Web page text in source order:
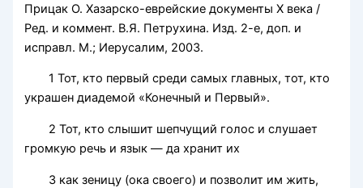
Прицак О. Хазарско-еврейские документы X века /
Ред. и коммент. В.Я. Петрухина. Изд. 2-е, доп. и
исправл. М.; Иерусалим, 2003.
1 Тот, кто первый среди самых главных, тот, кто
украшен диадемой «Конечный и Первый».
2 Тот, кто слышит шепчущий голос и слушает
громкую речь и язык — да хранит их
3 как зеницу (ока своего) и позволит им жить,